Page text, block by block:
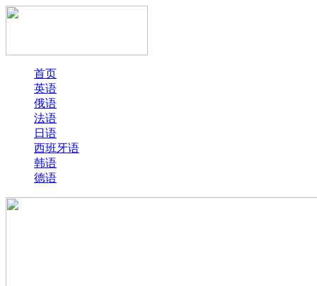
首页
英语
俄语
法语
日语
西班牙语
韩语
德语